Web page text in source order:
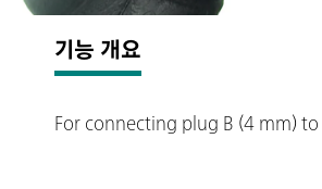
기능 개요
For connecting plug B (4 mm)